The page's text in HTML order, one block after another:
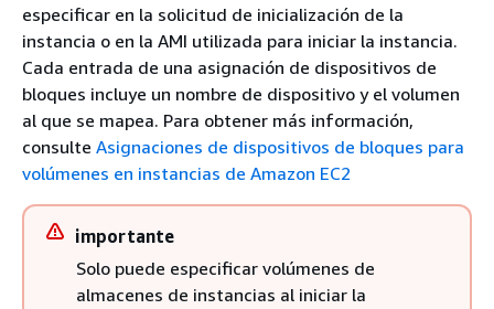
especificar en la solicitud de inicialización de la
instancia o en la AMI utilizada para iniciar la instancia.
Cada entrada de una asignación de dispositivos de
bloques incluye un nombre de dispositivo y el volumen
al que se mapea. Para obtener más información,
consulte Asignaciones de dispositivos de bloques para
volúmenes en instancias de Amazon EC2
importante
Solo puede especificar volúmenes de
almacenes de instancias al iniciar la